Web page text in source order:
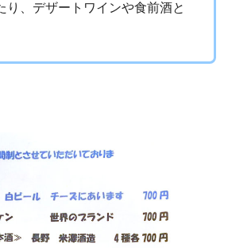
り、デザートワインや食前酒と